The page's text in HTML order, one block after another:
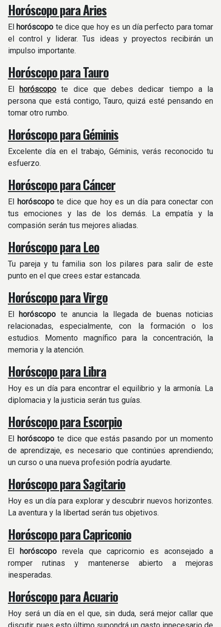
Horóscopo para Aries
El horóscopo te dice que hoy es un día perfecto para tomar
el control y liderar. Tus ideas y proyectos recibirán un
impulso importante.
Horóscopo para Tauro
Elhoróscopo te dice que debes dedicar tiempo a la
persona que está contigo, Tauro, quizá esté pensando en
tomar otro rumbo.
Horóscopo para Géminis
Excelente día en el trabajo, Géminis, verás reconocido tu
esfuerzo.
Horóscopo para Cáncer
El horóscopote dice que hoy es un día para conectar con
tus emociones y las de los demás. La empatía y la
compasión serán tus mejores aliadas. ​
Horóscopo para Leo
Tu pareja y tu familia son los pilares para salir de este
punto en el que crees estar estancada.
Horóscopo para Virgo
El horóscopo te anuncia la llegada de buenas noticias
relacionadas, especialmente, con la formación o los
estudios. Momento magnífico para la concentración, la
memoria y la atención.
Horóscopo para Libra
Hoy es un día para encontrar el equilibrio y la armonía. La
diplomacia y la justicia serán tus guías.
Horóscopo para Escorpio
El horóscopote dice que estás pasando por un momento
de aprendizaje, es necesario que continúes aprendiendo;
un curso o una nueva profesión podría ayudarte.
Horóscopo para Sagitario
Hoy es un día para explorar y descubrir nuevos horizontes.
La aventura y la libertad serán tus objetivos.
Horóscopo para Capriconio
El horóscoporevela que capricornio es aconsejado a
romper rutinas y mantenerse abierto a mejoras
inesperadas.
Horóscopo para Acuario
Hoy será un día en el que, sin duda, será mejor callar que